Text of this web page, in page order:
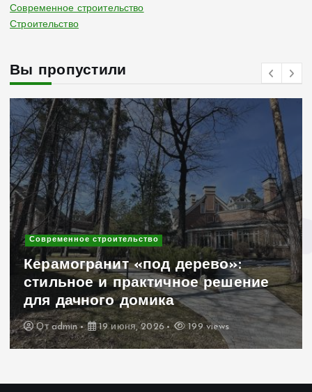
Современное строительство
Строительство
Вы пропустили
Современное строительство
Керамогранит «под дерево»:
стильное и практичное решение
для дачного домика
Отadmin 19 июня, 2026 199 views